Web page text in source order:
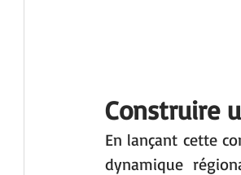
Construire
En lançant cette
dynamique